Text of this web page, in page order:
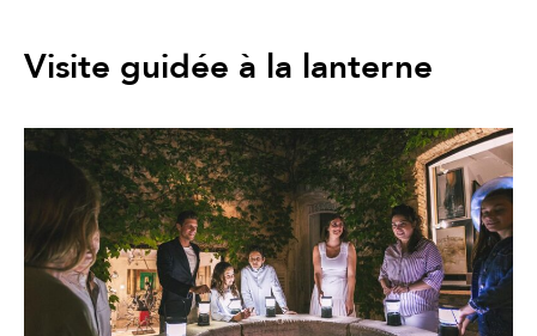
Visite guidée à la lanterne